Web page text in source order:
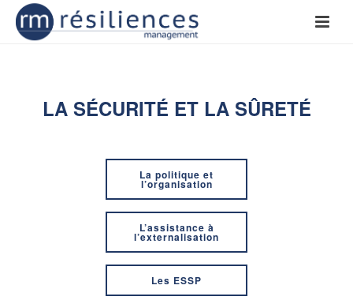
LA SÉCURITÉ ET LA SÛRETÉ
La politique et
l’organisation
L’assistance à
l’externalisation
Les ESSP